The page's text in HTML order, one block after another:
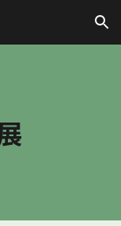
Skip to navigation